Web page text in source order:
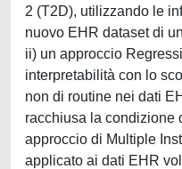
2 (T2D), utilizzando le
nuovo EHR dataset di
ii) un approccio
interpretabilità con lo
non di routine nei dati
racchiusa la condizione
approccio di Multiple
applicato ai dati EHR